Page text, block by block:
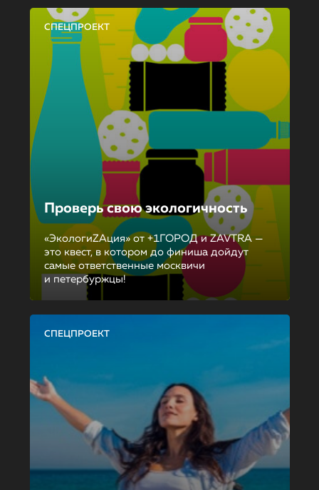
СПЕЦПРОЕКТ
Проверь свою экологичность
«ЭкологиZAция» от +1ГОРОД и ZAVTRA —
это квест, в котором до финиша дойдут
самые ответственные москвичи
и петербуржцы!
СПЕЦПРОЕКТ